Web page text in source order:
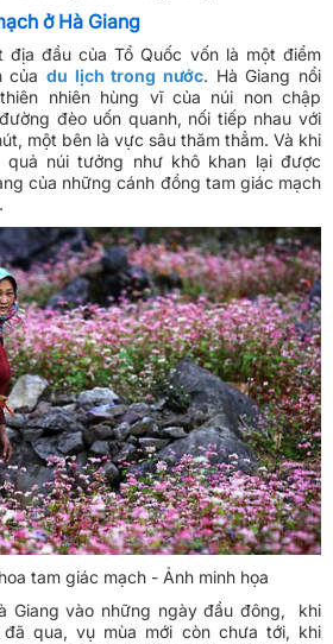
ở Hà Giang
địa đầu của Tổ Quốc vốn là một điểm
của du lịch trong nước. Hà Giang nổi
nhiên hùng vĩ của núi non chập
đèo uốn quanh, nối tiếp nhau với
một bên là vực sâu thăm thẳm. Và khi
quả núi tưởng như khô khan lại được
của những cánh đồng tam giác mạch
tam giác mạch - Ảnh minh họa
Giang vào những ngày đầu đông, khi
qua, vụ mùa mới còn chưa tới, khi